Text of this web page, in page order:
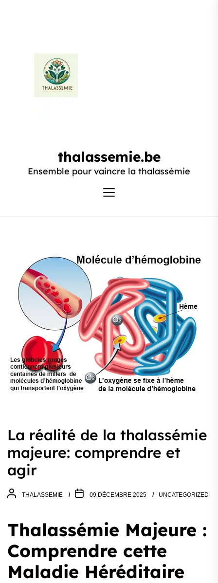
thalassemie.be
thalassemie.be
Ensemble pour vaincre la thalassémie
La réalité de la thalassémie
majeure: comprendre et
agir
THALASSEMIE 09 DÉCEMBRE 2025 UNCATEGORIZED
Thalassémie Majeure :
Comprendre cette
Maladie Héréditaire